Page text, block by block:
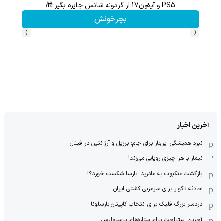
PS5 و آیفون17 از گردونه شانس جایزه بگیر 🎁
بچرخونش
‹
›
آخرین اخبار
نبرد همیشگی این‌بار برای جام: برزیل و آرژانتین در فینال
نیمار با هر چیزی روپایی می‌زند!
بازگشت عنکبوت به مادرید: بارسا شکست خورد؟!
حادثه ناگوار برای سرمربی کشتی ایران
دردسر بزرگ فلیک برای انتخاب کاپیتان بارسلونا